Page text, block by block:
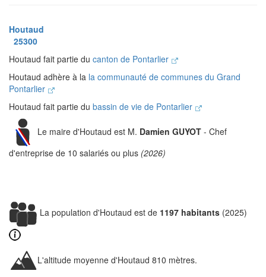
Houtaud
25300
Houtaud fait partie du canton de Pontarlier
Houtaud adhère à la la communauté de communes du Grand
Pontarlier
Houtaud fait partie du bassin de vie de Pontarlier
Le maire d'Houtaud est M. Damien GUYOT - Chef
d'entreprise de 10 salariés ou plus (2026)
La population d'Houtaud est de 1197 habitants (2025)
L'altitude moyenne d'Houtaud 810 mètres.